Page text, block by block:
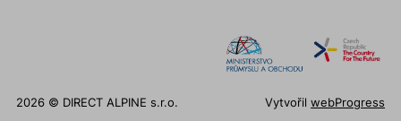
2026 © DIRECT ALPINE s.r.o. VytvořilwebProgress